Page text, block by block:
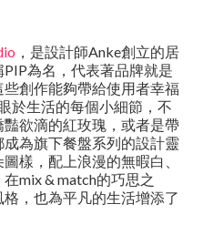
，是設計師Anke創立的居
為名，代表著品牌就是
創作能夠帶給使用者幸福
於生活的每個小細節，不
欲滴的紅玫瑰，或者是帶
為旗下餐盤系列的設計靈
樣，配上浪漫的無暇白、
mix & match的巧思之
，也為平凡的生活增添了